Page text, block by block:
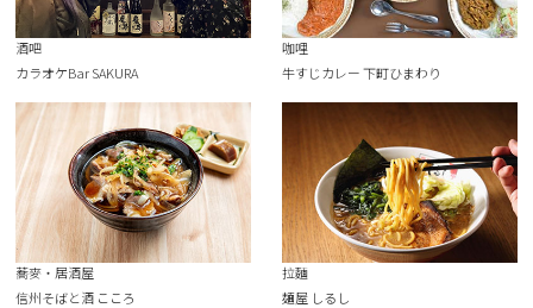
酒吧
カラオケBar SAKURA
咖哩
牛すじカレー 下町ひまわり
蕎麥・居酒屋
信州そばと酒 こころ
拉麵
麺屋 しるし